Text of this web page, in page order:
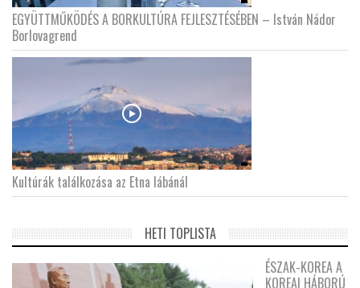
EGYÜTTMŰKÖDÉS A BORKULTÚRA FEJLESZTÉSÉBEN – István Nádor
Borlovagrend
Kultúrák találkozása az Etna lábánál
HETI TOPLISTA
ÉSZAK-KOREA A
KOREAI HÁBORÚ